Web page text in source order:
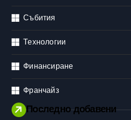
Събития
Технологии
Финансиране
Франчайз
Последно добавени